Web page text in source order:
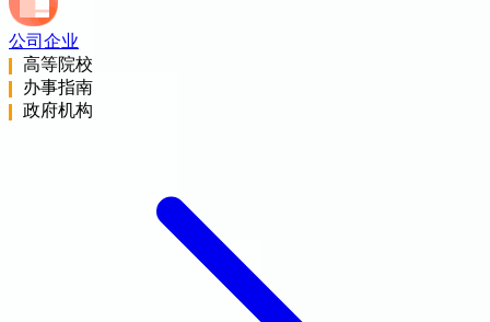
公司企业
高等院校
办事指南
政府机构